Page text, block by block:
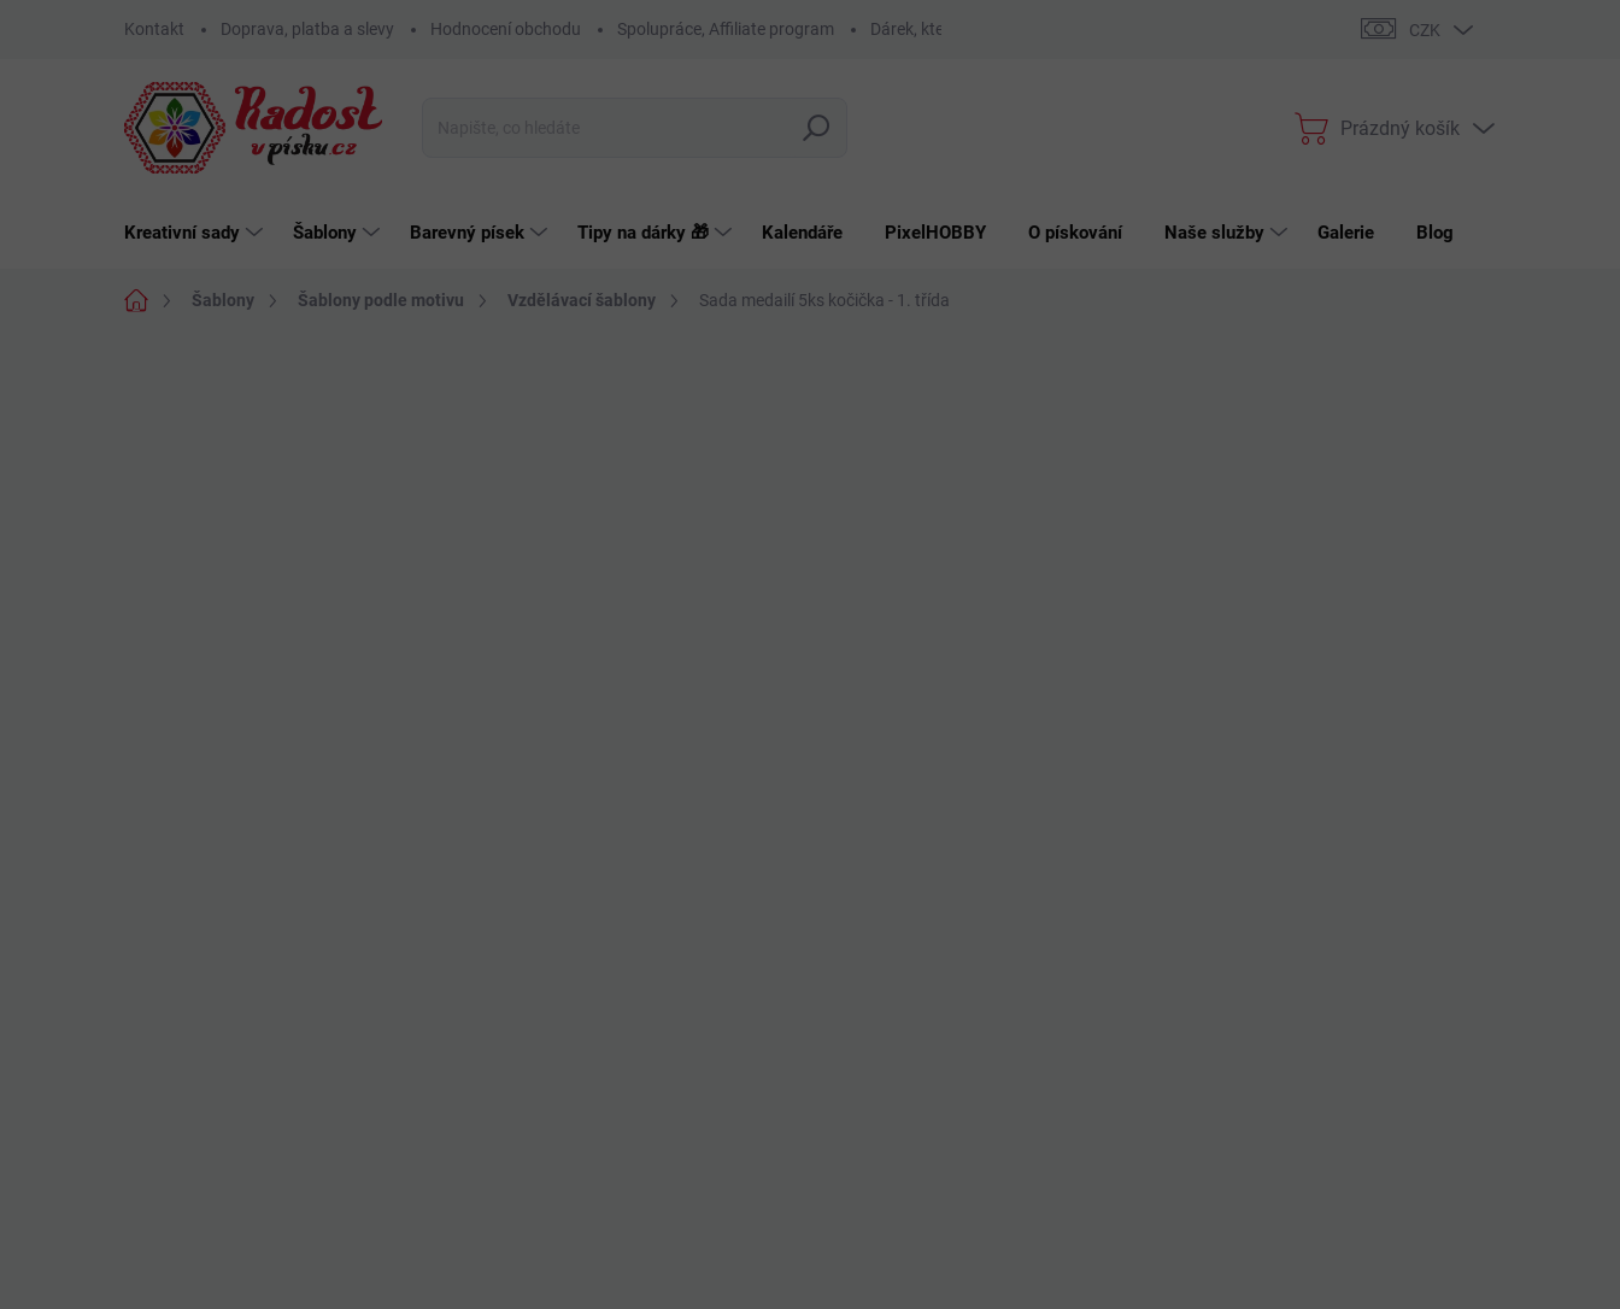
Kontakt Doprava, platba a slevy Hodnocení obchodu Spolupráce, Affiliate program Dárek, který má smysl Podmínky ochrany osobních údajů
CZK
Hledat
Nákupní
Prázdný košík
Kreativní sady Šablony Barevný písek Tipy na dárky 🎁 Kalendáře PixelHOBBY O pískování Naše služby Galerie Blog
Domů Šablony Šablony podle motivu Vzdělávací šablony Sada medailí 5ks kočička - 1. třída